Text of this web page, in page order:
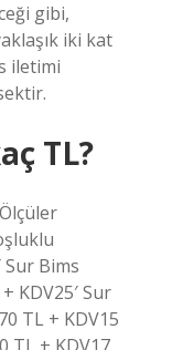
gibi,
iki kat
iletimi
TL?
Sur Bims
KDV25′ Sur
TL + KDV15